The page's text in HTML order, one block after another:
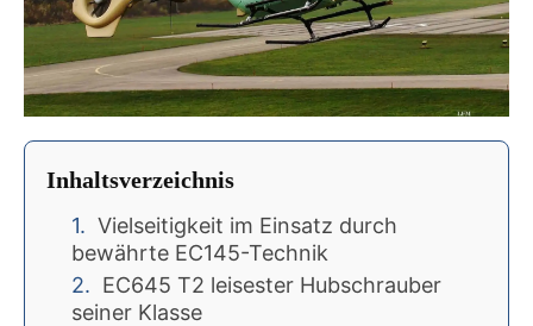
Inhaltsverzeichnis
Vielseitigkeit im Einsatz durch
bewährte EC145-Technik
EC645 T2 leisester Hubschrauber
seiner Klasse